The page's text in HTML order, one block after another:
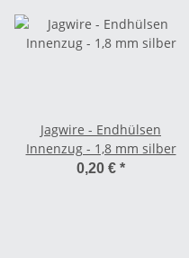
Jagwire - Endhülsen
Innenzug - 1,8 mm silber
0,20 € *